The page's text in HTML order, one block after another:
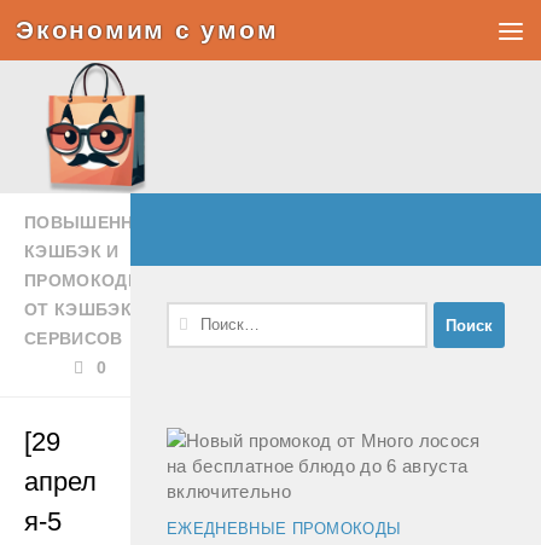
Под записью
Экономим с умом
ПОВЫШЕННЫЙ
КЭШБЭК И
ПРОМОКОДЫ
ОТ КЭШБЭК-
СЕРВИСОВ
0
[29
апрел
я-5
Найти:
ЕЖЕДНЕВНЫЕ ПРОМОКОДЫ